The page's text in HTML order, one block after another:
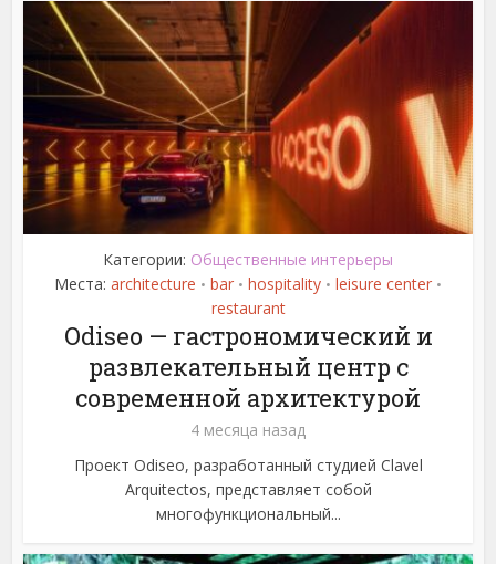
Категории: Общественные интерьеры
Места: architecture • bar • hospitality • leisure center •
restaurant
Odiseo — гастрономический и
развлекательный центр с
современной архитектурой
4 месяца назад
Проект Odiseo, разработанный студией Clavel
Arquitectos, представляет собой
многофункциональный...